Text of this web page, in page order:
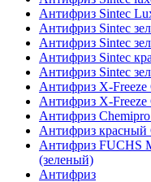
Антифриз Sintec
Антифриз Sintec
Антифриз Sintec
Антифриз Sintec
Антифриз Sintec
Антифриз X-Freeze
Антифриз X-Freeze
Антифриз
Антифриз красный
Антифриз FUCHS
(зеленый)
Антифриз